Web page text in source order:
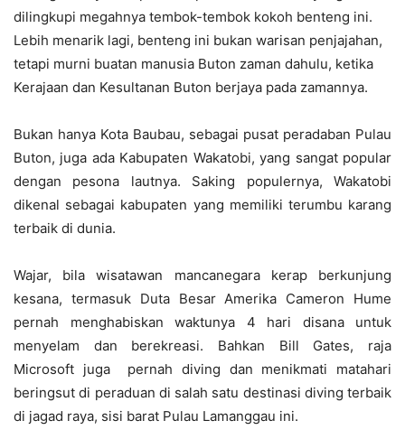
dilingkupi megahnya tembok-tembok kokoh benteng ini.
Lebih menarik lagi, benteng ini bukan warisan penjajahan,
tetapi murni buatan manusia Buton zaman dahulu, ketika
Kerajaan dan Kesultanan Buton berjaya pada zamannya.
Bukan hanya Kota Baubau, sebagai pusat peradaban Pulau
Buton, juga ada Kabupaten Wakatobi, yang sangat popular
dengan pesona lautnya. Saking populernya, Wakatobi
dikenal sebagai kabupaten yang memiliki terumbu karang
terbaik di dunia.
Wajar, bila wisatawan mancanegara kerap berkunjung
kesana, termasuk Duta Besar Amerika Cameron Hume
pernah menghabiskan waktunya 4 hari disana untuk
menyelam dan berekreasi. Bahkan Bill Gates, raja
Microsoft juga pernah diving dan menikmati matahari
beringsut di peraduan di salah satu destinasi diving terbaik
di jagad raya, sisi barat Pulau Lamanggau ini.